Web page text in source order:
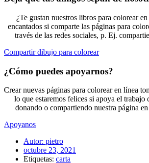
¿Te gustan nuestros libros para colorear
encantados si comparte las páginas para
través de las redes sociales, p. Ej.
Compartir dibujo para colorear
¿Cómo puedes apoyarnos?
Crear nuevas páginas para colorear en línea
lo que estaremos felices si apoya el trabajo
donando o compartiendo nuestra página en
Apoyanos
Autor: pietro
octubre 23, 2021
Etiquetas: carta